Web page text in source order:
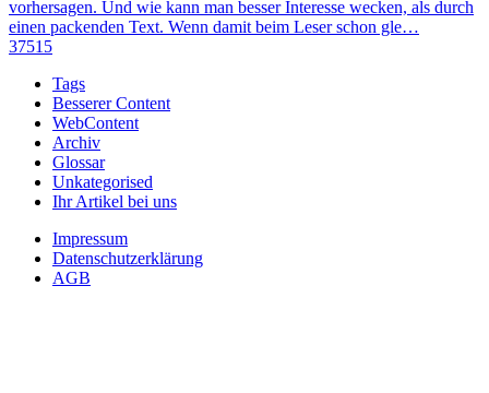
vorhersagen. Und wie kann man besser Interesse wecken, als durch
einen packenden Text. Wenn damit beim Leser schon gle…
37515
Tags
Besserer Content
WebContent
Archiv
Glossar
Unkategorised
Ihr Artikel bei uns
Impressum
Datenschutzerklärung
AGB